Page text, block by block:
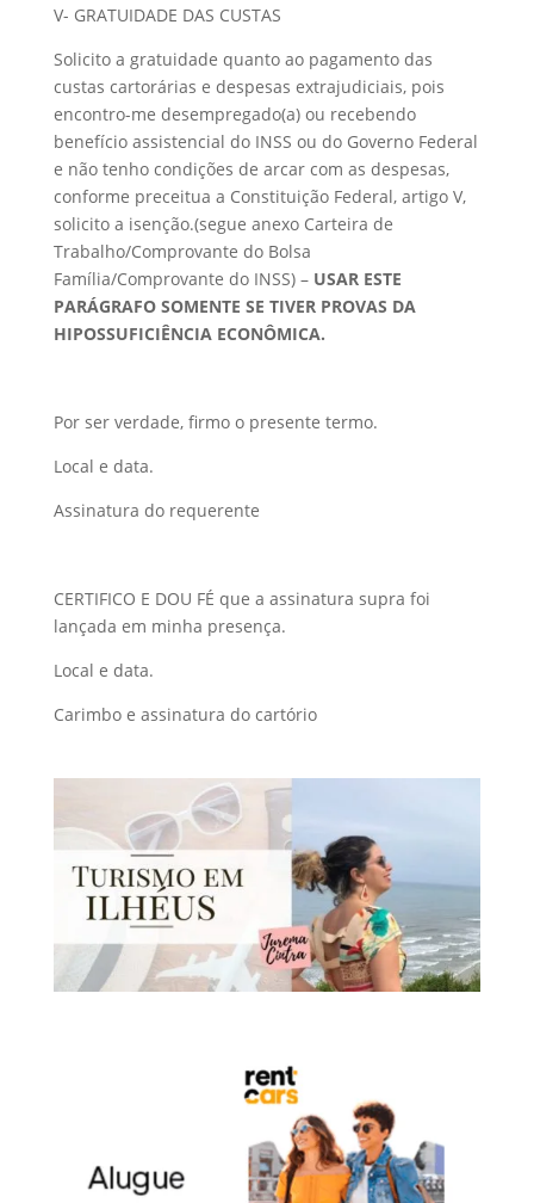
V- GRATUIDADE DAS CUSTAS
Solicito a gratuidade quanto ao pagamento das
custas cartorárias e despesas extrajudiciais, pois
encontro-me desempregado(a) ou recebendo
benefício assistencial do INSS ou do Governo Federal
e não tenho condições de arcar com as despesas,
conforme preceitua a Constituição Federal, artigo V,
solicito a isenção.(segue anexo Carteira de
Trabalho/Comprovante do Bolsa
Família/Comprovante do INSS) – USAR ESTE
PARÁGRAFO SOMENTE SE TIVER PROVAS DA
HIPOSSUFICIÊNCIA ECONÔMICA.
Por ser verdade, firmo o presente termo.
Local e data.
Assinatura do requerente
CERTIFICO E DOU FÉ que a assinatura supra foi
lançada em minha presença.
Local e data.
Carimbo e assinatura do cartório